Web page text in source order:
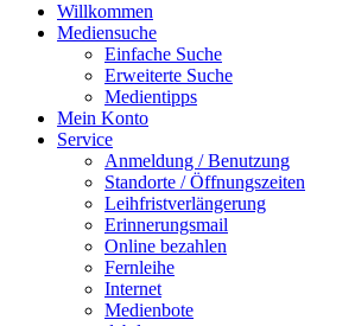
Willkommen
Mediensuche
Einfache Suche
Erweiterte Suche
Medientipps
Mein Konto
Service
Anmeldung / Benutzung
Standorte / Öffnungszeiten
Leihfristverlängerung
Erinnerungsmail
Online bezahlen
Fernleihe
Internet
Medienbote